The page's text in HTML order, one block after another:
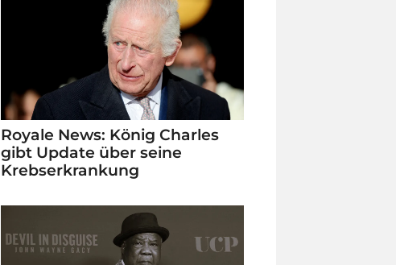
Royale News: König Charles
gibt Update über seine
Krebserkrankung